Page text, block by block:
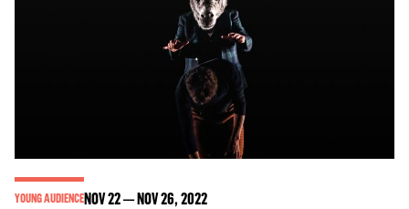
YOUNG AUDIENCENOV22 NOV26, 2022